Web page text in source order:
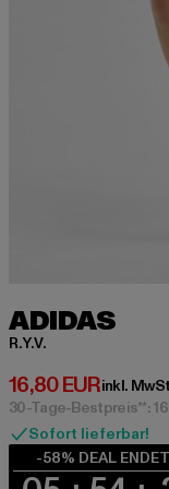
ADIDAS
R.Y.V.
16,80 EUR
Derzeitiger Preis:
inkl.
30-Tage-Bestpreis**:
Sofort lieferbar!
-58% DEAL